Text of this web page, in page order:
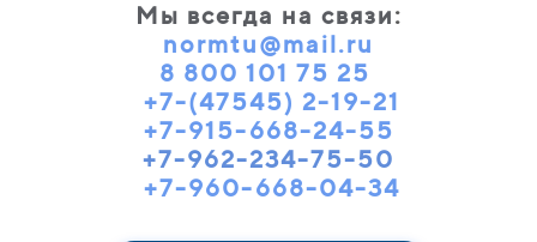
Мы всегда на связи:
normtu@mail.ru
8 800 101 75 25
+7-(47545) 2-19-21
+7-915-668-24-55
+7-962-234-75-50
+7-960-668-04-34